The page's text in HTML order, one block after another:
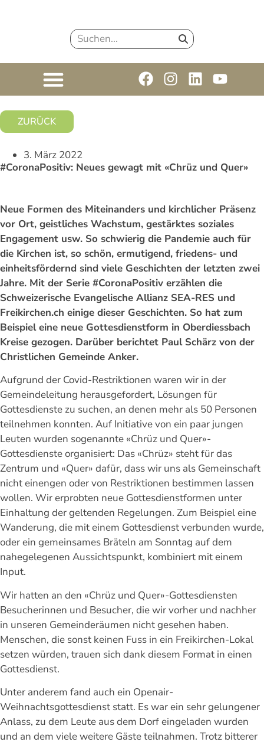
ZURÜCK
3. März 2022
#CoronaPositiv: Neues gewagt mit «Chrüz und Quer»
Neue Formen des Miteinanders und kirchlicher Präsenz
vor Ort, geistliches Wachstum, gestärktes soziales
Engagement usw. So schwierig die Pandemie auch für
die Kirchen ist, so schön, ermutigend, friedens- und
einheitsfördernd sind viele Geschichten der letzten zwei
Jahre. Mit der Serie #CoronaPositiv erzählen die
Schweizerische Evangelische Allianz SEA-RES und
Freikirchen.ch einige dieser Geschichten. So hat zum
Beispiel eine neue Gottesdienstform in Oberdiessbach
Kreise gezogen. Darüber berichtet Paul Schärz von der
Christlichen Gemeinde Anker.
Aufgrund der Covid-Restriktionen waren wir in der
Gemeindeleitung herausgefordert, Lösungen für
Gottesdienste zu suchen, an denen mehr als 50 Personen
teilnehmen konnten. Auf Initiative von ein paar jungen
Leuten wurden sogenannte «Chrüz und Quer»-
Gottesdienste organisiert: Das «Chrüz» steht für das
Zentrum und «Quer» dafür, dass wir uns als Gemeinschaft
nicht einengen oder von Restriktionen bestimmen lassen
wollen. Wir erprobten neue Gottesdienstformen unter
Einhaltung der geltenden Regelungen. Zum Beispiel eine
Wanderung, die mit einem Gottesdienst verbunden wurde,
oder ein gemeinsames Bräteln am Sonntag auf dem
nahegelegenen Aussichtspunkt, kombiniert mit einem
Input.
Wir hatten an den «Chrüz und Quer»-Gottesdiensten
Besucherinnen und Besucher, die wir vorher und nachher
in unseren Gemeinderäumen nicht gesehen haben.
Menschen, die sonst keinen Fuss in ein Freikirchen-Lokal
setzen würden, trauen sich dank diesem Format in einen
Gottesdienst.
Unter anderem fand auch ein Openair-
Weihnachtsgottesdienst statt. Es war ein sehr gelungener
Anlass, zu dem Leute aus dem Dorf eingeladen wurden
und an dem viele weitere Gäste teilnahmen. Trotz bitterer